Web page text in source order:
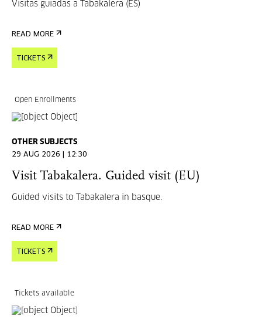
Visitas guiadas a Tabakalera (ES)
READ MORE
TICKETS
Open Enrollments
OTHER SUBJECTS
29 AUG 2026 | 12:30
Visit Tabakalera. Guided visit (EU)
Guided visits to Tabakalera in basque.
READ MORE
TICKETS
Tickets available